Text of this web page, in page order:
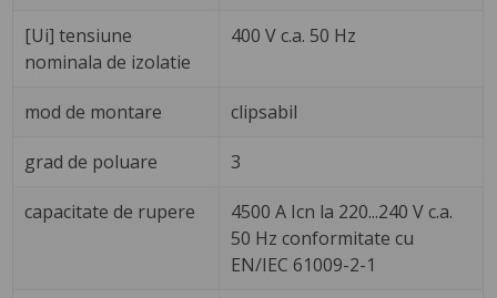
[Ui] tensiune
nominala de izolatie
400 V c.a. 50 Hz
mod de montare clipsabil
grad de poluare 3
capacitate de rupere
4500 A Icn la 220...240 V c.a.
50 Hz conformitate cu
EN/IEC 61009-2-1